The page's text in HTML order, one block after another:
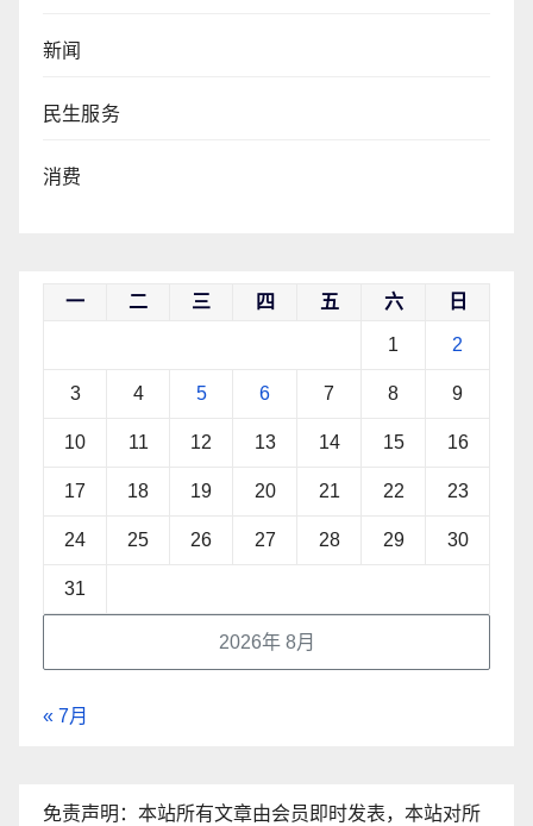
新闻
民生服务
消费
2026年 8月
一 二 三 四 五 六 日
1 2
3 4 5 6 7 8 9
10 11 12 13 14 15 16
17 18 19 20 21 22 23
24 25 26 27 28 29 30
31
« 7月
免责声明：本站所有文章由会员即时发表，本站对所